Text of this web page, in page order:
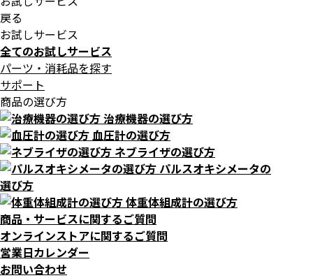
戻る
お試しサービス
全てのお試しサービス
パーツ・消耗品を探す
サポート
商品の選び方
治療機器の選び方
血圧計の選び方
ネブライザの選び方
パルスオキシメータの
選び方
体重体組成計の選び方
商品・サービスに関するご質問
オンラインストアに関するご質問
営業日カレンダー
お問い合わせ